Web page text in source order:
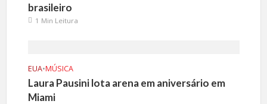
brasileiro
1 Min Leitura
EUA•MÚSICA
Laura Pausini lota arena em aniversário em
Miami